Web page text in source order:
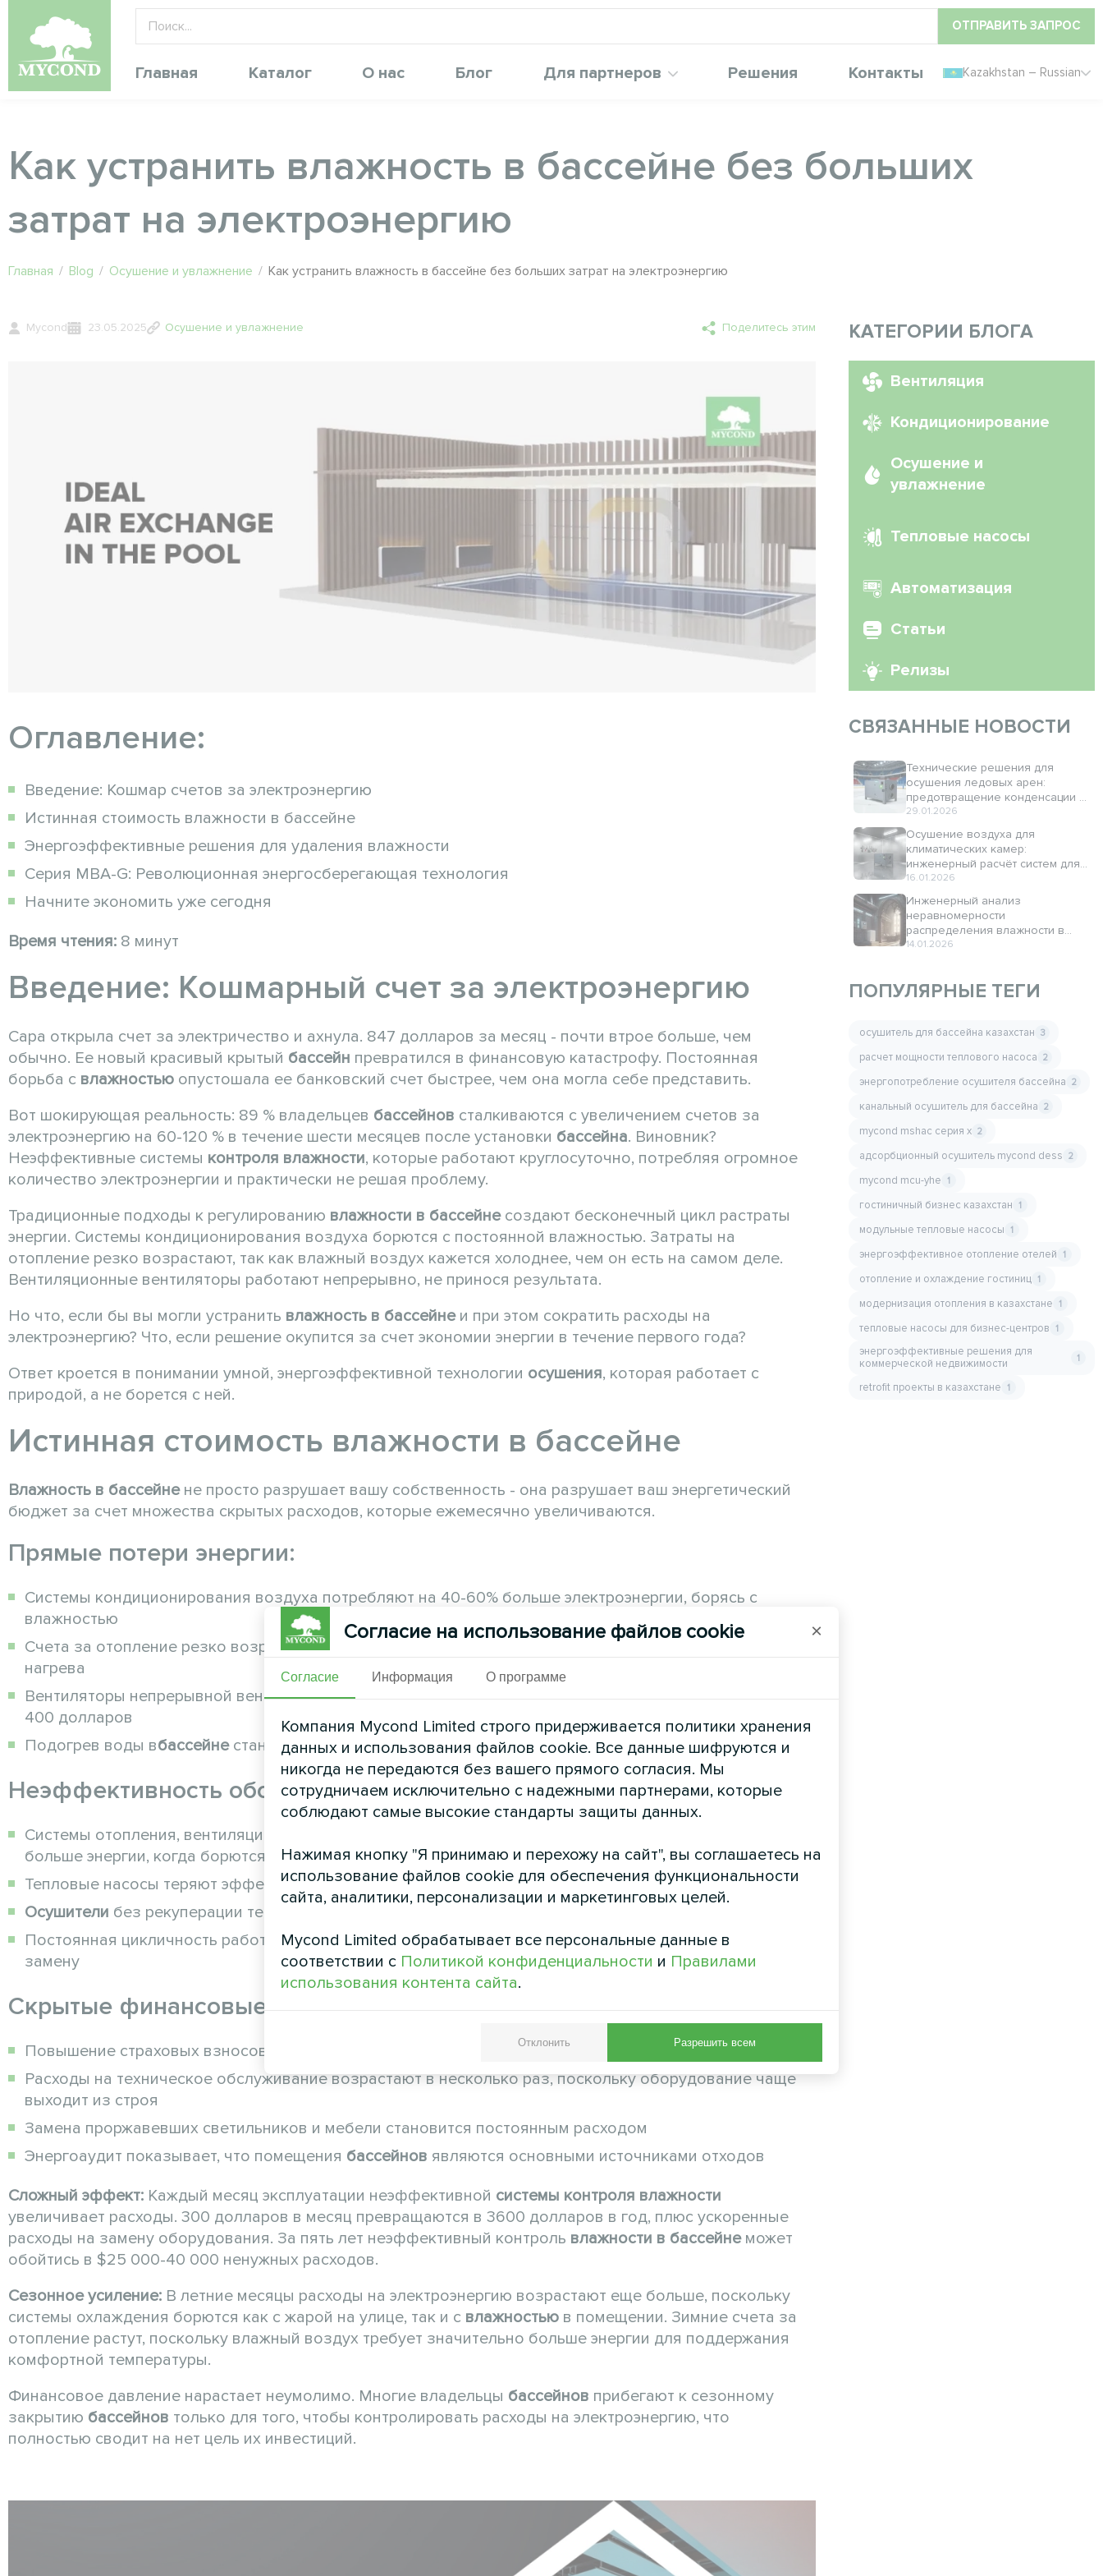
ОТПРАВИТЬ ЗАПРОС
Главная Каталог О нас Блог Для партнеров Решения Контакты Kazakhstan – Russian
Как устранить влажность в бассейне без больших
затрат на электроэнергию
Главная / Blog / Осушение и увлажнение / Как устранить влажность в бассейне без больших затрат на электроэнергию
Mycond 23.05.2025 Осушение и увлажнение Поделитесь этим
Оглавление:
Введение: Кошмар счетов за электроэнергию
Истинная стоимость влажности в бассейне
Энергоэффективные решения для удаления влажности
Серия MBA-G: Революционная энергосберегающая технология
Начните экономить уже сегодня
Время чтения: 8 минут
Введение: Кошмарный счет за электроэнергию
Сара открыла счет за электричество и ахнула. 847 долларов за месяц - почти втрое больше, чем
обычно. Ее новый красивый крытый бассейн превратился в финансовую катастрофу. Постоянная
борьба с влажностью опустошала ее банковский счет быстрее, чем она могла себе представить.
Вот шокирующая реальность: 89 % владельцев бассейнов сталкиваются с увеличением счетов за
электроэнергию на 60-120 % в течение шести месяцев после установки бассейна. Виновник?
Неэффективные системы контроля влажности, которые работают круглосуточно, потребляя огромное
количество электроэнергии и практически не решая проблему.
Традиционные подходы к регулированию влажности в бассейнесоздают бесконечный цикл растраты
энергии. Системы кондиционирования воздуха борются с постоянной влажностью. Затраты на
отопление резко возрастают, так как влажный воздух кажется холоднее, чем он есть на самом деле.
Вентиляционные вентиляторы работают непрерывно, не принося результата.
Но что, если бы вы могли устранить влажность в бассейнеи при этом сократить расходы на
электроэнергию? Что, если решение окупится за счет экономии энергии в течение первого года?
Ответ кроется в понимании умной, энергоэффективной технологии осушения, которая работает с
природой, а не борется с ней.
Истинная стоимость влажности в бассейне
Влажность в бассейнене просто разрушает вашу собственность - она разрушает ваш энергетический
бюджет за счет множества скрытых расходов, которые ежемесячно увеличиваются.
Прямые потери энергии:
Системы кондиционирования воздуха потребляют на 40-60% больше электроэнергии, борясь с
влажностью
Счета за отопление резко возрастают, поскольку влажный воздух требует больше энергии для
нагрева
Вентиляторы непрерывной вентиляции ежемесячно увеличивают расходы на электричество на 200-
400 долларов
Подогрев воды вбассейнестановится менее эффективным в условиях повышенной влажности
Неэффективность оборудования:
Системы отопления, вентиляции и кондиционирования воздуха работают интенсивнее и потребляют
больше энергии, когда борются с влажностью
Тепловые насосы теряют эффективность на 30-50% в условиях повышенной влажности
Осушители без рекуперации тепла теряют уловленную тепловую энергию
Постоянная цикличность работы оборудования сокращает срок службы и увеличивает затраты на
замену
Скрытые финансовые последствия:
Повышение страховых взносов на недвижимость из-за риска повреждения от влаги
Расходы на техническое обслуживание возрастают в несколько раз, поскольку оборудование чаще
выходит из строя
Замена проржавевших светильников и мебели становится постоянным расходом
Энергоаудит показывает, что помещения бассейнов являются основными источниками отходов
Сложный эффект: Каждый месяц эксплуатации неэффективной системы контроля влажности
увеличивает расходы. 300 долларов в месяц превращаются в 3600 долларов в год, плюс ускоренные
расходы на замену оборудования. За пять лет неэффективный контроль влажности в бассейнеможет
обойтись в $25 000-40 000 ненужных расходов.
Сезонное усиление: В летние месяцы расходы на электроэнергию возрастают еще больше, поскольку
системы охлаждения борются как с жарой на улице, так и с влажностью в помещении. Зимние счета за
отопление растут, поскольку влажный воздух требует значительно больше энергии для поддержания
комфортной температуры.
Финансовое давление нарастает неумолимо. Многие владельцы бассейнов прибегают к сезонному
закрытию бассейнов только для того, чтобы контролировать расходы на электроэнергию, что
полностью сводит на нет цель их инвестиций.
КАТЕГОРИИ БЛОГА
Вентиляция
Кондиционирование
Осушение и
увлажнение
Тепловые насосы
Автоматизация
Статьи
Релизы
СВЯЗАННЫЕ НОВОСТИ
Технические решения для
осушения ледовых арен:
предотвращение конденсации и
повышение энергетической
29.01.2026
Осушение воздуха для
климатических камер:
инженерный расчёт систем для
динамических режимов и
диапазона
16.01.2026
Инженерный анализ
неравномерности
распределения влажности в
помещениях: правильное
14.01.2026
ПОПУЛЯРНЫЕ ТЕГИ
осушитель для бассейна казахстан 3
расчет мощности теплового насоса 2
энергопотребление осушителя бассейна 2
канальный осушитель для бассейна 2
mycond mshac серия x 2
адсорбционный осушитель mycond dess 2
mycond mcu-yhe 1
гостиничный бизнес казахстан 1
модульные тепловые насосы 1
энергоэффективное отопление отелей 1
отопление и охлаждение гостиниц 1
модернизация отопления в казахстане 1
тепловые насосы для бизнес-центров 1
энергоэффективные решения для
коммерческой недвижимости
1
retrofit проекты в казахстане 1
Согласие на использование файлов cookie ×
Согласие Информация О программе
Компания Mycond Limited строго придерживается политики хранения
данных и использования файлов cookie. Все данные шифруются и
никогда не передаются без вашего прямого согласия. Мы
сотрудничаем исключительно с надежными партнерами, которые
соблюдают самые высокие стандарты защиты данных.
Нажимая кнопку "Я принимаю и перехожу на сайт", вы соглашаетесь на
использование файлов cookie для обеспечения функциональности
сайта, аналитики, персонализации и маркетинговых целей.
Mycond Limited обрабатывает все персональные данные в
соответствии с Политикой конфиденциальности и Правилами
использования контента сайта.
Отклонить Разрешить всем